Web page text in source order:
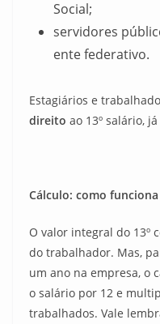
Social;
servidores
ente federativo.
Estagiários e
direito ao 13º salário,
Cálculo: como
O valor integral do 13º
do trabalhador. Mas,
um ano na empresa, o
o salário por 12 e
trabalhados. Vale